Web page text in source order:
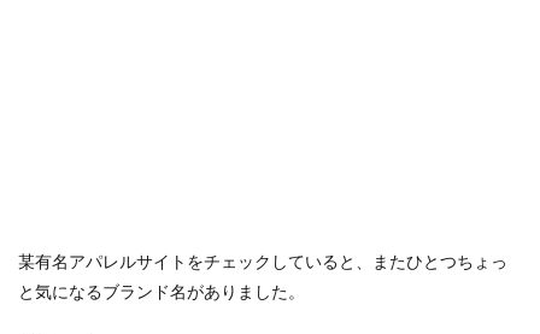
某有名アパレルサイトをチェックしていると、またひとつちょっ
と気になるブランド名がありました。